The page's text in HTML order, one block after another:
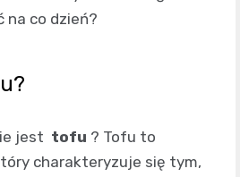
co dzień?
jest tofu ? Tofu to
charakteryzuje się tym,